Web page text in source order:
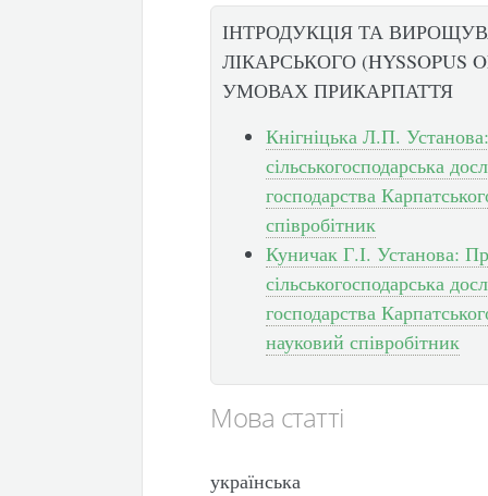
ІНТРОДУКЦІЯ ТА
ЛІКАРСЬКОГО (HYSSOPUS
УМОВАХ ПРИКАРПАТТЯ
Кнігніцька Л.П.
сільськогосподарська
господарства
співробітник
Куничак Г.І. Установа:
сільськогосподарська
господарства
науковий співробітник
Мова статті
українська